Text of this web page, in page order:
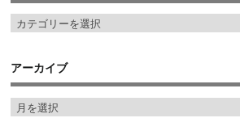
アーカイブ